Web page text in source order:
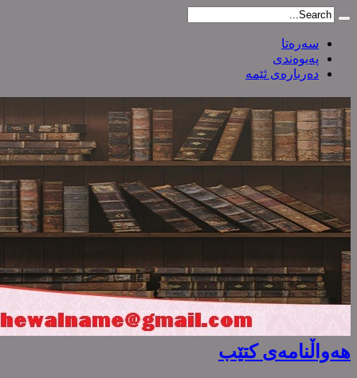
سەرەتا
پەیوەندی
دەربارەی ئێمە
هەواڵنامەی کتێب